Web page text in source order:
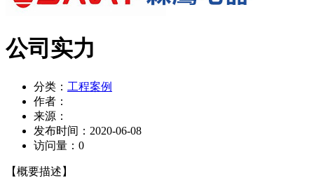
公司实力
分类： 工程案例
作者：
来源：
发布时间： 2020-06-08
访问量： 0
【概要描述】